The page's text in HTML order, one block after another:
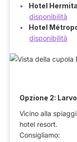
Hotel
disponibilità
Hotel
disponibilità
Opzione 2:
Vicino alla
hotel resort.
Consigliamo: